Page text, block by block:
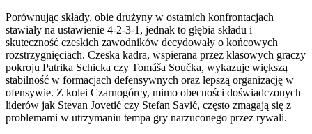
Porównując składy, obie drużyny w ostatnich konfrontacjach
stawiały na ustawienie 4-2-3-1, jednak to głębia składu i
skuteczność czeskich zawodników decydowały o końcowych
rozstrzygnięciach. Czeska kadra, wspierana przez klasowych graczy
pokroju Patrika Schicka czy Tomáša Součka, wykazuje większą
stabilność w formacjach defensywnych oraz lepszą organizację w
ofensywie. Z kolei Czarnogórcy, mimo obecności doświadczonych
liderów jak Stevan Jovetić czy Stefan Savić, często zmagają się z
problemami w utrzymaniu tempa gry narzuconego przez rywali.